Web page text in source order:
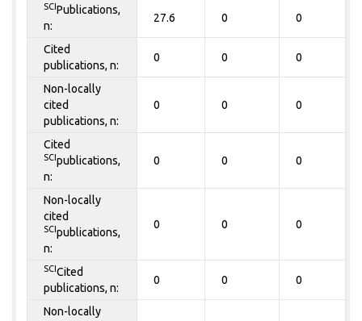
SCIPublications,
n:
27.6 0 0
Cited
publications, n:
0 0 0
Non-locally
cited
publications, n:
0 0 0
Cited
SCIpublications,
n:
0 0 0
Non-locally
cited
SCIpublications,
n:
0 0 0
SCICited
publications, n:
0 0 0
Non-locally